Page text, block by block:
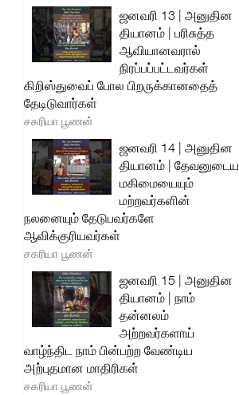
ஜனவரி 13 | அனுதின
தியானம் | பரிசுத்த
ஆவியானவரால்
நிரப்பப்பட்டவர்கள்
கிறிஸ்துவைப் போல பிறருக்கானதைத்
தேடிடுவார்கள்
சகரியா பூணன்
ஜனவரி 14 | அனுதின
தியானம் | தேவனுடைய
மகிமையையும்
மற்றவர்களின்
நலனையும் தேடுபவர்களே
ஆவிக்குரியவர்கள்
சகரியா பூணன்
ஜனவரி 15 | அனுதின
தியானம் | நாம்
தன்னலம்
அற்றவர்களாய்
வாழ்ந்திட நாம் பின்பற்ற வேண்டிய
அற்புதமான மாதிரிகள்
சகரியா பூணன்